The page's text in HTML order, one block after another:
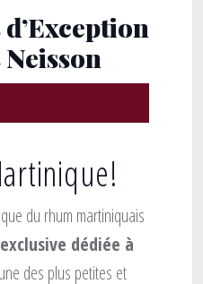
du rhum martiniquais
dédiée à
des plus petites et